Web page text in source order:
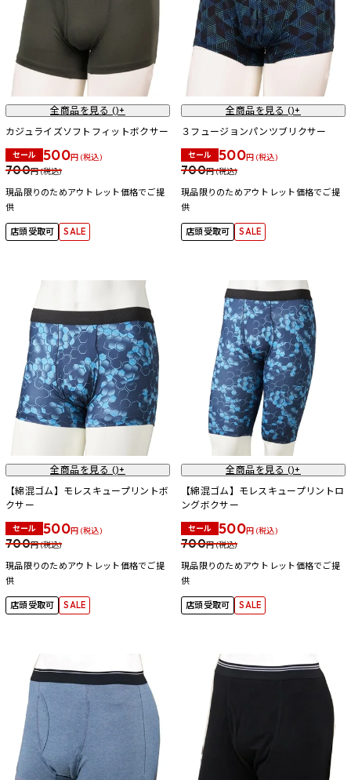
全商品を見る ()+
カジュライズソフトフィットボクサー
セール 500円 (税込)
700円 (税込)
現品限りのためアウトレット価格でご提
供
店頭受取可 SALE
全商品を見る ()+
３フュージョンパンツブリクサー
セール 500円 (税込)
700円 (税込)
現品限りのためアウトレット価格でご提
供
店頭受取可 SALE
全商品を見る ()+
【綿混ゴム】モレスキュープリントボ
クサー
セール 500円 (税込)
700円 (税込)
現品限りのためアウトレット価格でご提
供
店頭受取可 SALE
全商品を見る ()+
【綿混ゴム】モレスキュープリントロ
ングボクサー
セール 500円 (税込)
700円 (税込)
現品限りのためアウトレット価格でご提
供
店頭受取可 SALE